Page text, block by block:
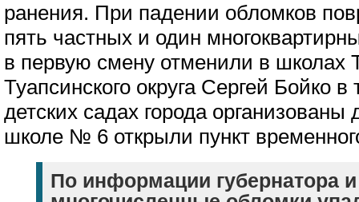
ранения. При падении обломков
пять частных и один
в первую смену отменили в школах
Туапсинского округа Сергей Бойко
детских садах города
школе № 6 открыли пункт
По информации губернатора